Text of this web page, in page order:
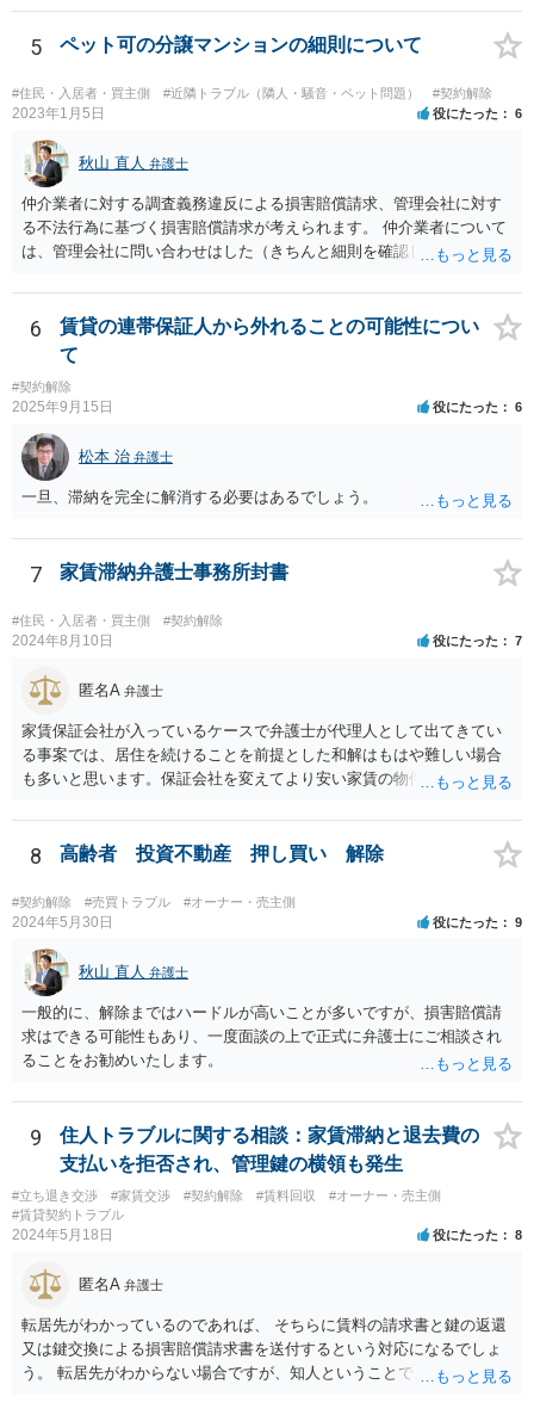
は、「契約条件にかかわらず」、当事者は賃料の増減を請求できる、
とされています。 「不相当」かどうかは、貸主から、近隣相場の上昇
を示す同種賃貸物件の根拠資料などを提示してもらわないと判断でき
ませんよね。ご相談者様のケースでは、こうした資料が示されていな
いと思われることと、１０％が相当がどうかが分からないので、「不
相当」という判断ができないから賃料増額には応じないという主張が
できます。 なお、賃貸借契約書には「家賃の変更は貸主・借主間の合
意の上で行う」という特約があるとのことですが、最高裁判例（S56.
4.20）では、このような特約があっても協議を経ない増額請求も有効
とされているため（本当に賃料が不相当であれば特約に拘束されるの
は不合理だからという考え方です。「契約条件にかかわらず」とはそ
いう理論になると思います。 そして、法律上、増額協議が整わない場
合、増額を正当とする判決が確定するまでは相当な賃料（※現在の賃
なら受け取らない」などと言った場合は、最寄りの法務局に現在の賃
がありますので、注意が必要です。
5 ペット可の分譲マンションの細則について
#住民・入居者・買主側 #近隣トラブル（隣人・騒音・ペット問題） #契約解除
2023年1月5日 役にたった 6
秋山 直人 弁護士
仲介業者に対する調査義務違反による損害賠償請求、管理会社に対す
る不法行為に基づく損害賠償請求が考えられます。 仲介業者について
は、管理会社に問い合わせはした（きちんと細則を確認しなかった管
の間には直接の契約関係がないので、管理会社からは、ご相談者様に
対して義務を負っていないという反論が予想されます。 そのため、両
方に請求してくのが良いのではと思います。 損害の範囲はなかなか難
しいところですが、リフォーム工事をキャンセルしてキャンセル料が
発生しているということですので、当該キャンセル料を請求すること
が考えられます。また、きちんと説明を受けていればそもそも売買契
約をしなかったとして、仲介手数料や登記費用も損害であるとして賠
償請求することが考えられます。
6
賃貸の連帯保証人から外れることの可能性につい
て
#契約解除
2025年9月15日 役にたった 6
松本 治 弁護士
一旦、滞納を完全に解消する必要はあるでしょう。
7 家賃滞納弁護士事務所封書
#住民・入居者・買主側 #契約解除
2024年8月10日 役にたった 7
匿名A 弁護士
家賃保証会社が入っているケースで弁護士が代理人として出てきてい
る事案では、居住を続けることを前提とした和解はもはや難しい場合
も多いと思います。保証会社を変えてより安い家賃の物件に転居する
8 高齢者 投資不動産 押し買い 解除
#契約解除 #売買トラブル #オーナー・売主側
2024年5月30日 役にたった 9
秋山 直人 弁護士
一般的に、解除まではハードルが高いことが多いですが、損害賠償請
求はできる可能性もあり、一度面談の上で正式に弁護士にご相談され
ることをお勧めいたします。
9
住人トラブルに関する相談：家賃滞納と退去費の
支払いを拒否され、管理鍵の横領も発生
#立ち退き交渉 #家賃交渉 #契約解除 #賃料回収
#オーナー・売主側
#賃貸契約トラブル
2024年5月18日 役にたった 8
匿名A 弁護士
転居先がわかっているのであれば、 そちらに賃料の請求書と鍵の返還
又は鍵交換による損害賠償請求書を送付するという対応になるでしょ
う。 転居先がわからない場合ですが、知人ということで、連絡がつく